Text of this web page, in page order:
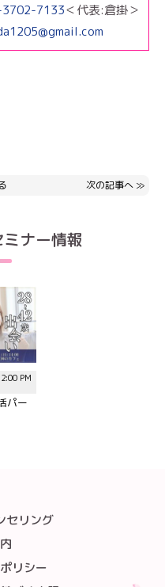
7133＜代表:倉掛＞
次の記事へ ≫
ナー情報
PM
パー
セリング
リシー